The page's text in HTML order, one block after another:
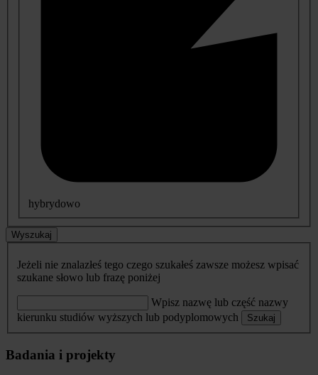
hybrydowo
Wyszukaj
Jeżeli nie znalazłeś tego czego szukałeś zawsze możesz wpisać
szukane słowo lub frazę poniżej
Wpisz nazwę lub część nazwy
kierunku studiów wyższych lub podyplomowych
Szukaj
Badania i projekty